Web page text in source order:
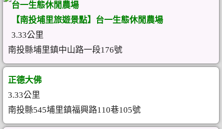
台一生態休閒農場
【南投埔里旅遊景點】台一生態休閒農場
3.33公里
南投縣埔里鎮中山路一段176號
正德大佛
3.33公里
南投縣545埔里鎮福興路110巷105號